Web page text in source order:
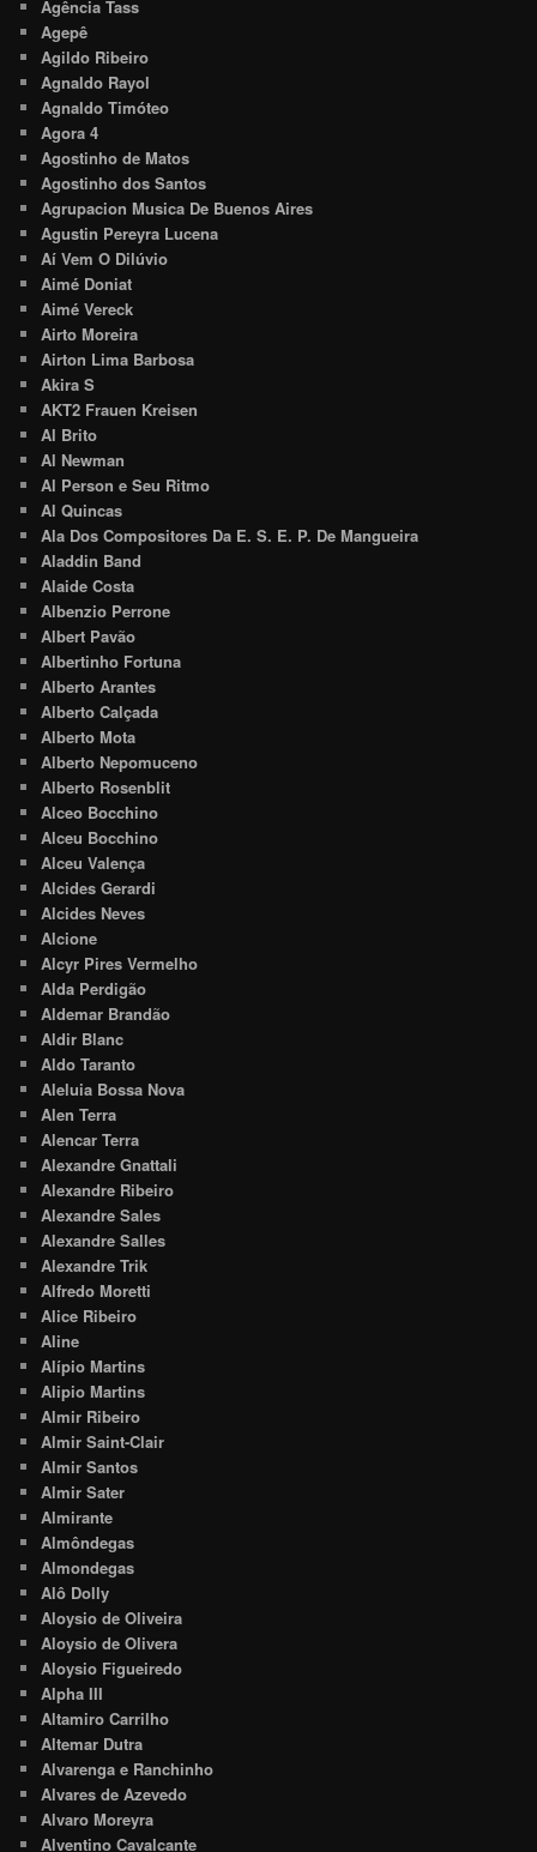
Agência Tass
Agepê
Agildo Ribeiro
Agnaldo Rayol
Agnaldo Timóteo
Agora 4
Agostinho de Matos
Agostinho dos Santos
Agrupacion Musica De Buenos Aires
Agustin Pereyra Lucena
Aí Vem O Dilúvio
Aimé Doniat
Aimé Vereck
Airto Moreira
Airton Lima Barbosa
Akira S
AKT2 Frauen Kreisen
Al Brito
Al Newman
Al Person e Seu Ritmo
Al Quincas
Ala Dos Compositores Da E. S. E. P. De Mangueira
Aladdin Band
Alaide Costa
Albenzio Perrone
Albert Pavão
Albertinho Fortuna
Alberto Arantes
Alberto Calçada
Alberto Mota
Alberto Nepomuceno
Alberto Rosenblit
Alceo Bocchino
Alceu Bocchino
Alceu Valença
Alcides Gerardi
Alcides Neves
Alcione
Alcyr Pires Vermelho
Alda Perdigão
Aldemar Brandão
Aldir Blanc
Aldo Taranto
Aleluia Bossa Nova
Alen Terra
Alencar Terra
Alexandre Gnattali
Alexandre Ribeiro
Alexandre Sales
Alexandre Salles
Alexandre Trik
Alfredo Moretti
Alice Ribeiro
Aline
Alípio Martins
Alipio Martins
Almir Ribeiro
Almir Saint-Clair
Almir Santos
Almir Sater
Almirante
Almôndegas
Almondegas
Alô Dolly
Aloysio de Oliveira
Aloysio de Olivera
Aloysio Figueiredo
Alpha III
Altamiro Carrilho
Altemar Dutra
Alvarenga e Ranchinho
Alvares de Azevedo
Alvaro Moreyra
Alventino Cavalcante